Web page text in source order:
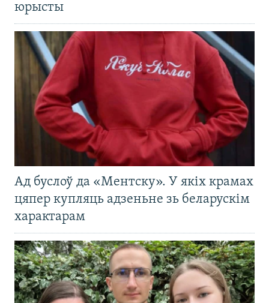
юрысты
Ад буслоў да «Ментску». У якіх крамах
цяпер купляць адзеньне зь беларускім
характарам